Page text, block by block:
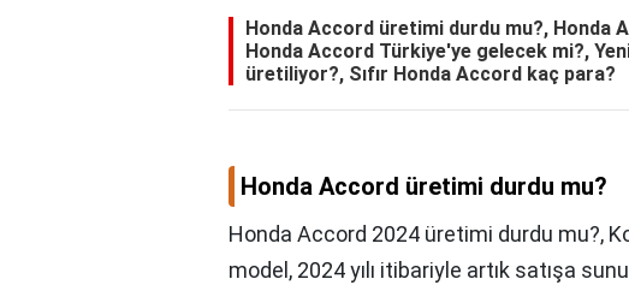
Honda Accord üretimi durdu mu?, Honda
Honda Accord Türkiye'ye gelecek mi?,
üretiliyor?, Sıfır Honda Accord kaç para?
Honda Accord üretimi durdu mu?
Honda Accord 2024 üretimi durdu mu?,
model, 2024 yılı itibariyle artık satışa